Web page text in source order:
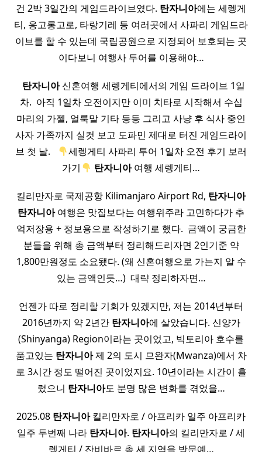
건 2박 3일간의 게임드라이브였다. 탄자니아에는 세렝게
티, 응고롱고로, 타랑기레 등 여러곳에서 사파리 게임드라
이브를 할 수 있는데 국립공원으로 지정되어 보호되는 곳
이다보니 여행사 투어를 이용해야…
탄자니아신혼여행 세렝게티에서의 게임 드라이브 1일
차. ​ 아직 1일차 오전이지만 이미 치타로 시작해서 수십
마리의 가젤, 얼룩말 기타 등등 그리고 사냥 후 식사 중인
사자 가족까지 실컷 보고 도파민 제대로 터진 게임드라이
브 첫 날. ​ ​
세렝게티 사파리 투어 1일차 오전 후기 보러
가기
탄자니아여행 세렝게티…
킬리만자로 국제공항 Kilimanjaro Airport Rd, 탄자니아
탄자니아여행은 맛집보다는 여행위주라 고민하다가 추
억저장용 + 정보용으로 작성하기로 했다. ​ 금액이 궁금한
분들을 위해 총 금액부터 정리해드리자면 2인기준 약
1,800만원정도 소요됐다. (왜 신혼여행으로 가는지 알 수
있는 금액인듯…) ​ 대략 정리하자면…
언젠가 따로 정리할 기회가 있겠지만, 저는 2014년부터
2016년까지 약 2년간 탄자니아에 살았습니다. 신양가
(Shinyanga) Region이라는 곳이었고, 빅토리아 호수를
품고있는 탄자니아제 2의 도시 므완자(Mwanza)에서 차
로 3시간 정도 떨어진 곳이었지요. 10년이라는 시간이 흘
렀으니 탄자니아도 분명 많은 변화를 겪었을…
2025.08 탄자니아킬리만자로 / 아프리카 일주 아프리카
일주 두번째 나라 탄자니아. 탄자니아의 킬리만자로 / 세
렝게티 / 잔비바르 총 세 지역을 방문예…